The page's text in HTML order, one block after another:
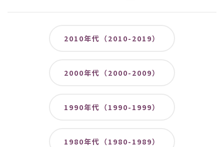
2010年代（2010-2019）
2000年代（2000-2009）
1990年代（1990-1999）
1980年代（1980-1989）